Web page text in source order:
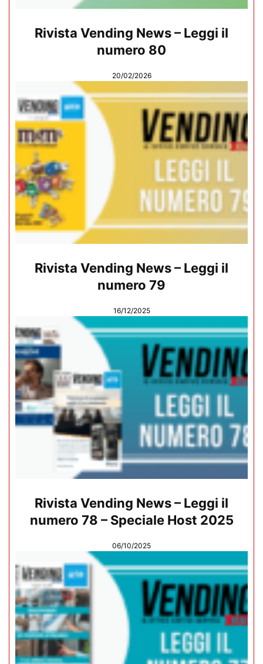
Rivista Vending News – Leggi il
numero 80
20/02/2026
Rivista Vending News – Leggi il
numero 79
16/12/2025
Rivista Vending News – Leggi il
numero 78 – Speciale Host 2025
06/10/2025